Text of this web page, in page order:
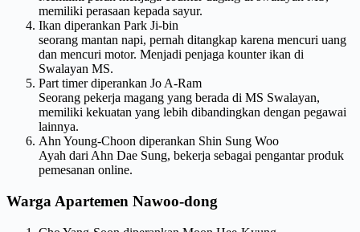
memiliki perasaan kepada sayur.
Ikan diperankan Park Ji-bin
seorang mantan napi, pernah ditangkap karena mencuri uang
dan mencuri motor. Menjadi penjaga kounter ikan di
Swalayan MS.
Part timer diperankan Jo A-Ram
Seorang pekerja magang yang berada di MS Swalayan,
memiliki kekuatan yang lebih dibandingkan dengan pegawai
lainnya.
Ahn Young-Choon diperankan Shin Sung Woo
Ayah dari Ahn Dae Sung, bekerja sebagai pengantar produk
pemesanan online.
Warga Apartemen Nawoo-dong